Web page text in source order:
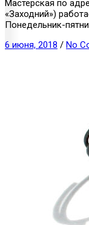
Мастерская по
«Заходний»)
Понедельник-
6 июня, 2018 / No